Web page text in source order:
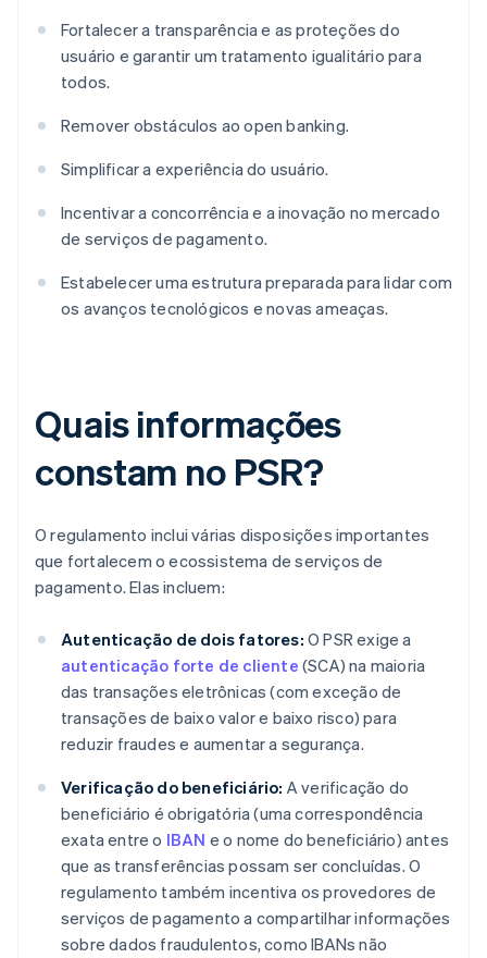
Fortalecer a transparência e as proteções do
usuário e garantir um tratamento igualitário para
todos.
Remover obstáculos ao open banking.
Simplificar a experiência do usuário.
Incentivar a concorrência e a inovação no mercado
de serviços de pagamento.
Estabelecer uma estrutura preparada para lidar com
os avanços tecnológicos e novas ameaças.
Quais informações
constam no PSR?
O regulamento inclui várias disposições importantes
que fortalecem o ecossistema de serviços de
pagamento. Elas incluem:
Autenticação de dois fatores: O PSR exige a
autenticação forte de cliente (SCA) na maioria
das transações eletrônicas (com exceção de
transações de baixo valor e baixo risco) para
reduzir fraudes e aumentar a segurança.
Verificação do beneficiário: A verificação do
beneficiário é obrigatória (uma correspondência
exata entre o IBAN e o nome do beneficiário) antes
que as transferências possam ser concluídas. O
regulamento também incentiva os provedores de
serviços de pagamento a compartilhar informações
sobre dados fraudulentos, como IBANs não